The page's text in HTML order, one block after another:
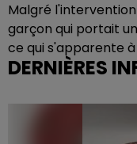
Malgré
garçon qui portait
ce qui s'apparente
DERNIÈRES